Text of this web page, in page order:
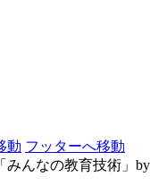
動 フッターへ移動
みんなの教育技術」by